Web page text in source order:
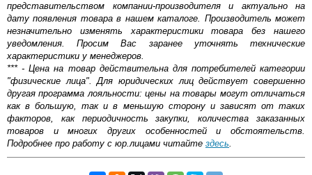
представительством компании-производителя и актуально на
дату появления товара в нашем каталоге. Производитель может
незначительно изменять характеристики товара без нашего
уведомления. Просим Вас заранее уточнять технические
характеристики у менеджеров.
*** - Цена на товар действительна для потребителей категории
"физические лица". Для юридических лиц действует совершенно
другая программа лояльности: цены на товары могут отличаться
как в большую, так и в меньшую сторону и зависят от таких
факторов, как периодичность закупки, количества заказанных
товаров и многих других особенностей и обстоятельств.
Подробнее про работу с юр.лицами читайте здесь.